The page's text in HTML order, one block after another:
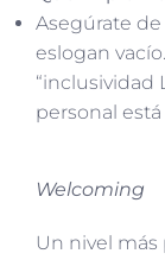
Asegúrate
eslogan
“inclusividad
personal
Welcoming
Un nivel más